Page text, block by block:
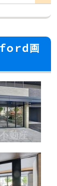
ｏｒｄ画